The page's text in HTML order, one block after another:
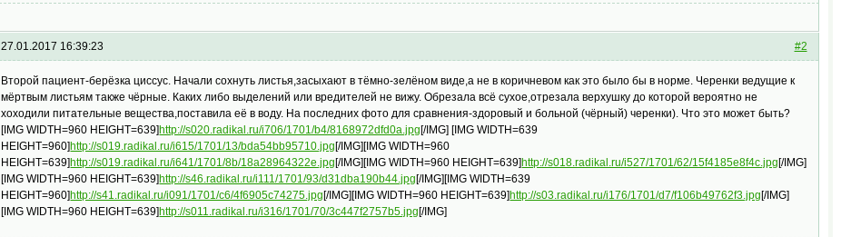
#2
27.01.2017 16:39:23
Второй пациент-берёзка циссус. Начали сохнуть листья,засыхают в тёмно-зелёном виде,а не в коричневом как это было бы в норме. Черенки ведущие к
мёртвым листьям также чёрные. Каких либо выделений или вредителей не вижу. Обрезала всё сухое,отрезала верхушку до которой вероятно не
хоходили питательные вещества,поставила её в воду. На последних фото для сравнения-здоровый и больной (чёрный) черенки). Что это может быть?
[IMG WIDTH=960 HEIGHT=639]http://s020.radikal.ru/i706/1701/b4/8168972dfd0a.jpg[/IMG] [IMG WIDTH=639
HEIGHT=960]http://s019.radikal.ru/i615/1701/13/bda54bb95710.jpg[/IMG][IMG WIDTH=960
HEIGHT=639]http://s019.radikal.ru/i641/1701/8b/18a28964322e.jpg[/IMG][IMG WIDTH=960 HEIGHT=639]http://s018.radikal.ru/i527/1701/62/15f4185e8f4c.jpg[/IMG]
[IMG WIDTH=960 HEIGHT=639]http://s46.radikal.ru/i111/1701/93/d31dba190b44.jpg[/IMG][IMG WIDTH=639
HEIGHT=960]http://s41.radikal.ru/i091/1701/c6/4f6905c74275.jpg[/IMG][IMG WIDTH=960 HEIGHT=639]http://s03.radikal.ru/i176/1701/d7/f106b49762f3.jpg[/IMG]
[IMG WIDTH=960 HEIGHT=639]http://s011.radikal.ru/i316/1701/70/3c447f2757b5.jpg[/IMG]